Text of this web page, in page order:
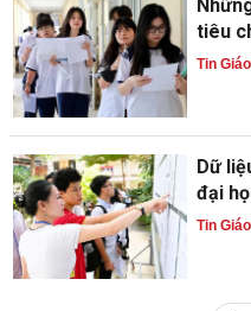
tiêu
Tin
Dữ
đại
Tin